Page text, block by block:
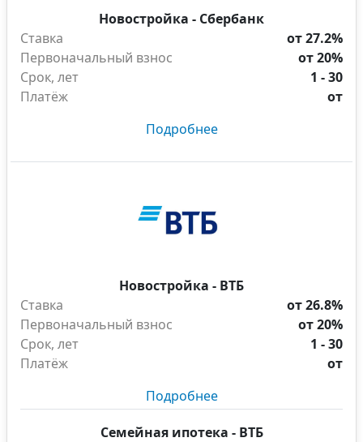
Новостройка - Сбербанк
Ставка
от 27.2%
Первоначальный взнос
от 20%
Срок, лет
1 - 30
Платёж
от
Подробнее
Новостройка - ВТБ
Ставка
от 26.8%
Первоначальный взнос
от 20%
Срок, лет
1 - 30
Платёж
от
Подробнее
Семейная ипотека - ВТБ